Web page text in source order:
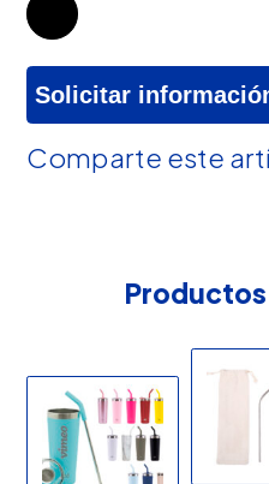
Solicitar
Comparte este